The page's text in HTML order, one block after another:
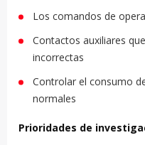
Los comandos de
Contactos auxiliares
incorrectas
Controlar el consumo
normales
Prioridades de